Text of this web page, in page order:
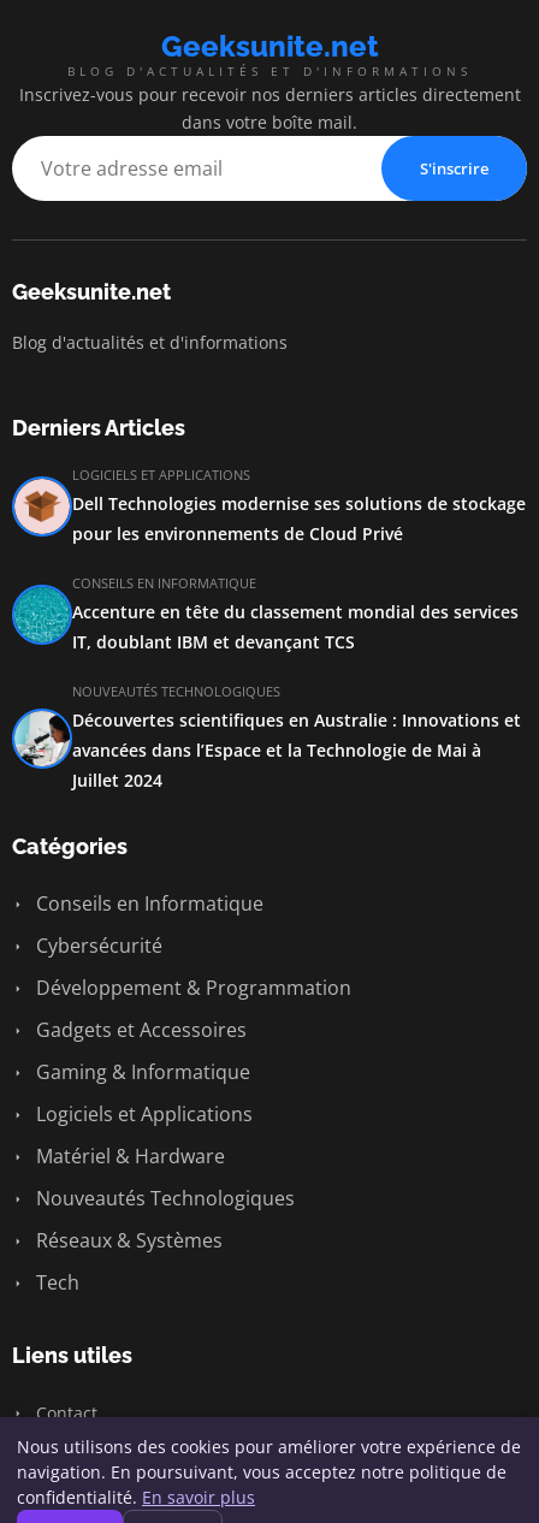
Geeksunite.net
BLOG D'ACTUALITÉS ET D'INFORMATIONS
Inscrivez-vous pour recevoir nos derniers articles directement
dans votre boîte mail.
S'inscrire
Geeksunite.net
Blog d'actualités et d'informations
Derniers Articles
LOGICIELS ET APPLICATIONS
Dell Technologies modernise ses solutions de stockage
pour les environnements de Cloud Privé
CONSEILS EN INFORMATIQUE
Accenture en tête du classement mondial des services
IT, doublant IBM et devançant TCS
NOUVEAUTÉS TECHNOLOGIQUES
Découvertes scientifiques en Australie : Innovations et
avancées dans l’Espace et la Technologie de Mai à
Juillet 2024
Catégories
Conseils en Informatique
Cybersécurité
Développement & Programmation
Gadgets et Accessoires
Gaming & Informatique
Logiciels et Applications
Matériel & Hardware
Nouveautés Technologiques
Réseaux & Systèmes
Tech
Liens utiles
Contact
© 2026 Geeksunite.net. Tous droits réservés.
Nous utilisons des cookies pour améliorer votre expérience de
navigation. En poursuivant, vous acceptez notre politique de
confidentialité. En savoir plus